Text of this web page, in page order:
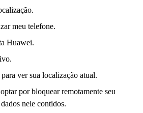
meu telefone.
Huawei.
ver sua localização atual.
por bloquear remotamente seu
nele contidos.